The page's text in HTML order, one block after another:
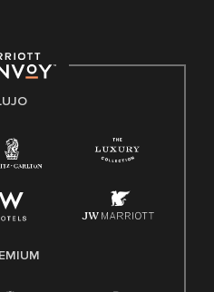
español
médica (FMLA)